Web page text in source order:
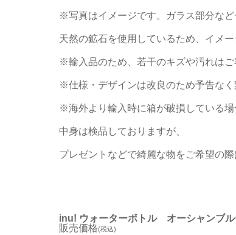
※写真はイメージです。ガラス部分な
天然の鉱石を使用しているため、イメ
※輸入品のため、若干のキズや汚れはご
※仕様・デザインは改良のため予告なく
※海外より輸入時に箱が破損している場
中身は検品しておりますが、
プレゼントなどで綺麗な物をご希望の際
inu! ウォーターボトル オーシャンブ
販売価格(税込)